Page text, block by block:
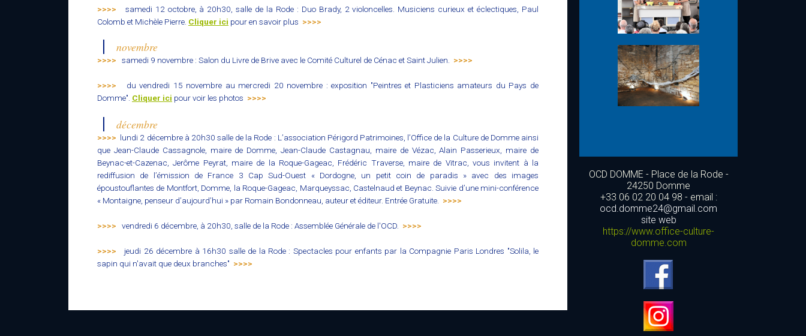
>>>>
samedi 12 octobre, à 20h30, salle de la Rode : Duo Brady, 2 violoncelles. Musiciens curieux et éclectiques, Paul
Colomb et Michèle Pierre. Cliquer ici pour en savoir plus >>>>
novembre
>>>> samedi 9 novembre : Salon du Livre de Brive avec le Comité Culturel de Cénac et Saint Julien. >>>>
>>>>
du vendredi 15 novembre au mercredi 20 novembre : exposition "Peintres et Plasticiens amateurs du Pays de
Domme". Cliquer ici pour voir les photos >>>>
décembre
>>>> lundi 2 décembre à 20h30 salle de la Rode : L’association Périgord Patrimoines, l’Office de la Culture de Domme ainsi
que Jean-Claude Cassagnole, maire de Domme, Jean-Claude Castagnau, maire de Vézac, Alain Passerieux, maire de
Beynac-et-Cazenac, Jerôme Peyrat, maire de la Roque-Gageac, Frédéric Traverse, maire de Vitrac, vous invitent à la
rediffusion de l’émission de France 3 Cap Sud-Ouest « Dordogne, un petit coin de paradis » avec des images
époustouflantes de Montfort, Domme, la Roque-Gageac, Marqueyssac, Castelnaud et Beynac. Suivie d’une mini-conférence
« Montaigne, penseur d’aujourd’hui » par Romain Bondonneau, auteur et éditeur. Entrée Gratuite. >>>>
>>>> vendredi 6 décembre, à 20h30, salle de la Rode : Assemblée Générale de l'OCD. >>>>
>>>>
jeudi 26 décembre à 16h30 salle de la Rode : Spectacles pour enfants par la Compagnie Paris Londres "Solila, le
sapin qui n'avait que deux branches" >>>>
OCD DOMME - Place de la Rode -
24250 Domme
+33 06 02 20 04 98 - email :
ocd.domme24@gmail.com
site web
https://www.office-culture-
domme.com